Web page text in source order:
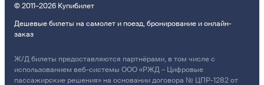
© 2011–2026 Купибилет
Дешевые билеты на самолет и поезд, бронирование и онлайн-
заказ
Ж/Д билеты предоставляются партнёрами, в том числе с
использованием веб-системы ООО «РЖД – Цифровые
пассажирские решения» на основании договора № ЦПР-1282 от